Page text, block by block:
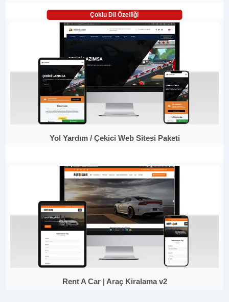
Çoklu Dil Özelliği
Yol Yardım / Çekici Web Sitesi Paketi
Rent A Car | Araç Kiralama v2